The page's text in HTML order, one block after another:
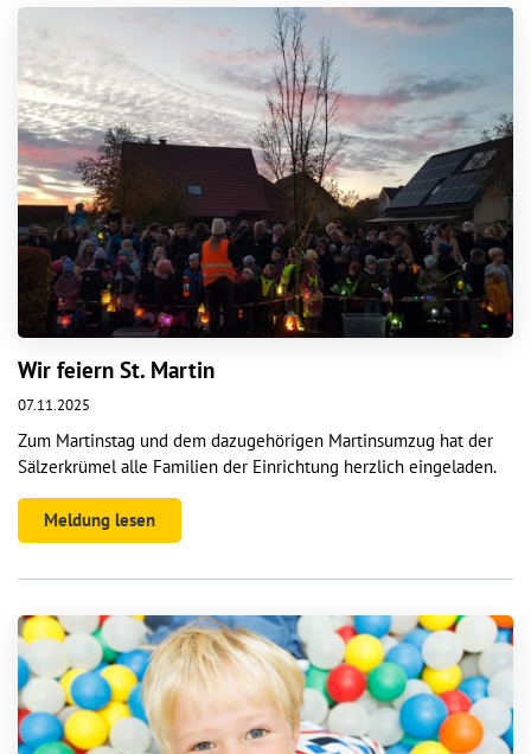
Wir feiern St. Martin
07.11.2025
Zum Martinstag und dem dazugehörigen Martinsumzug hat der
Sälzerkrümel alle Familien der Einrichtung herzlich eingeladen.
Meldung lesen